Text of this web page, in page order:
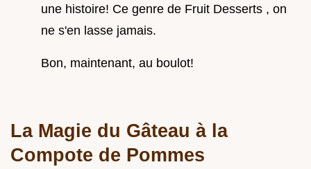
une histoire! Ce genre de Fruit Desserts , on
ne s'en lasse jamais.
Bon, maintenant, au boulot!
La Magie du Gâteau à la
Compote de Pommes